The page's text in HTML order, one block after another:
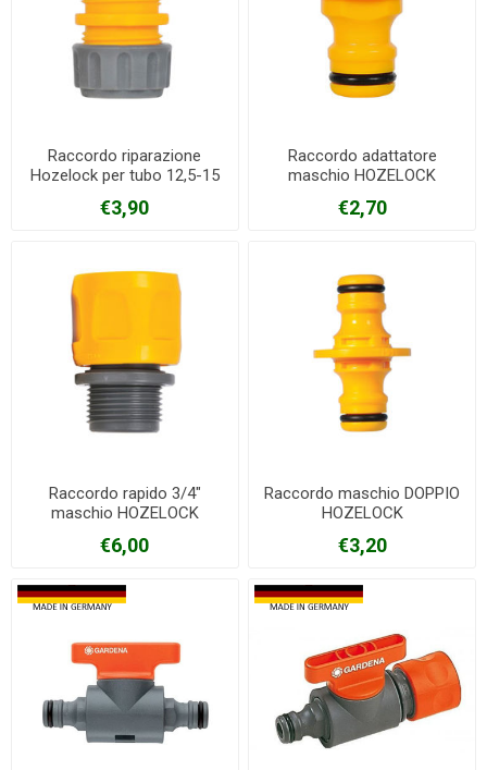
Raccordo riparazione
Hozelock per tubo 12,5-15
€3,90
Raccordo adattatore
maschio HOZELOCK
€2,70
Raccordo rapido 3/4"
maschio HOZELOCK
€6,00
Raccordo maschio DOPPIO
HOZELOCK
€3,20